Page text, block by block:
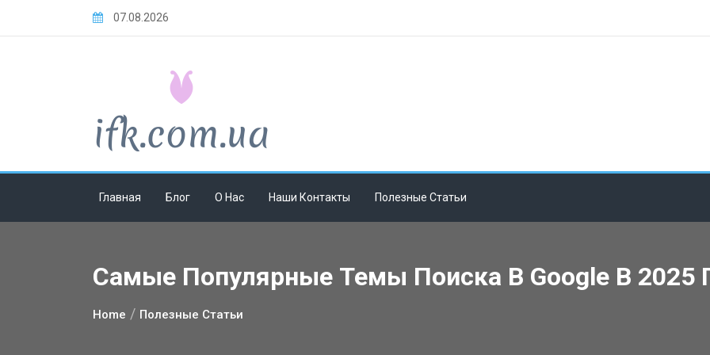
07.08.2026
Главная Блог О Нас Наши Контакты Полезные Статьи
Самые Популярные Темы Поиска В Google В 2025
Home Полезные Статьи